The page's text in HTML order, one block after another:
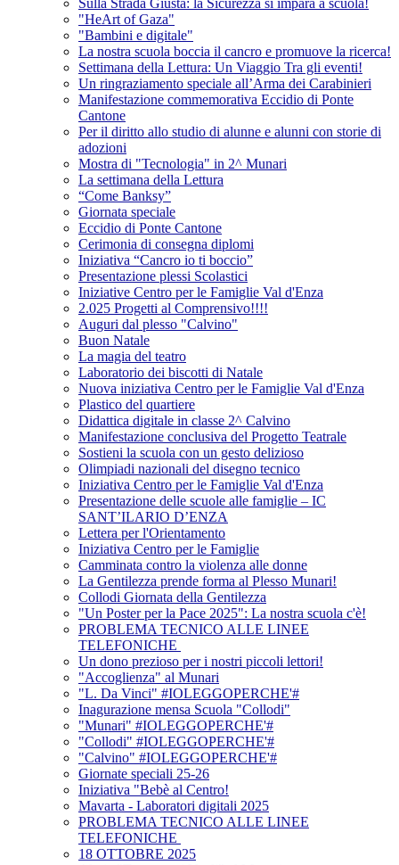
Sulla Strada Giusta: la Sicurezza si impara a scuola!
"HeArt of Gaza"
"Bambini e digitale"
La nostra scuola boccia il cancro e promuove la ricerca!
Settimana della Lettura: Un Viaggio Tra gli eventi!
Un ringraziamento speciale all’Arma dei Carabinieri
Manifestazione commemorativa Eccidio di Ponte
Cantone
Per il diritto allo studio di alunne e alunni con storie di
adozioni
Mostra di "Tecnologia" in 2^ Munari
La settimana della Lettura
“Come Banksy”
Giornata speciale
Eccidio di Ponte Cantone
Cerimonia di consegna diplomi
Iniziativa “Cancro io ti boccio”
Presentazione plessi Scolastici
Iniziative Centro per le Famiglie Val d'Enza
2.025 Progetti al Comprensivo!!!!
Auguri dal plesso "Calvino"
Buon Natale
La magia del teatro
Laboratorio dei biscotti di Natale
Nuova iniziativa Centro per le Famiglie Val d'Enza
Plastico del quartiere
Didattica digitale in classe 2^ Calvino
Manifestazione conclusiva del Progetto Teatrale
Sostieni la scuola con un gesto delizioso
Olimpiadi nazionali del disegno tecnico
Iniziativa Centro per le Famiglie Val d'Enza
Presentazione delle scuole alle famiglie – IC
SANT’ILARIO D’ENZA
Lettera per l'Orientamento
Iniziativa Centro per le Famiglie
Camminata contro la violenza alle donne
La Gentilezza prende forma al Plesso Munari!
Collodi Giornata della Gentilezza
"Un Poster per la Pace 2025": La nostra scuola c'è!
PROBLEMA TECNICO ALLE LINEE
TELEFONICHE
Un dono prezioso per i nostri piccoli lettori!
"Accoglienza" al Munari
"L. Da Vinci" #IOLEGGOPERCHE'#
Inagurazione mensa Scuola "Collodi"
"Munari" #IOLEGGOPERCHE'#
"Collodi" #IOLEGGOPERCHE'#
"Calvino" #IOLEGGOPERCHE'#
Giornate speciali 25-26
Iniziativa "Bebè al Centro!
Mavarta - Laboratori digitali 2025
PROBLEMA TECNICO ALLE LINEE
TELEFONICHE
18 OTTOBRE 2025